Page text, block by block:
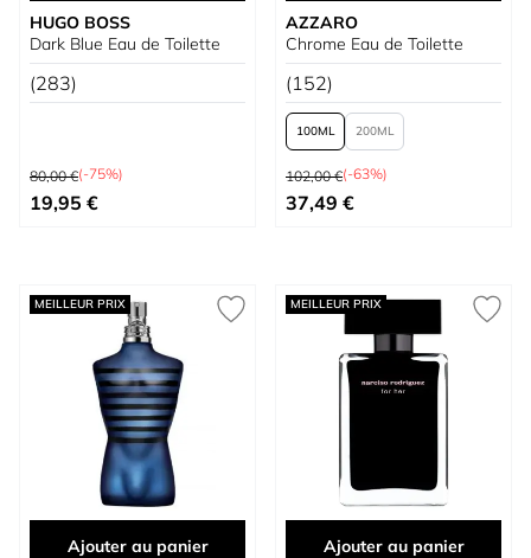
HUGO BOSS
Dark Blue Eau de Toilette
(283)
Prix normal
80,00 €(-75%)
Prix spécial
19,95 €
AZZARO
Chrome Eau de Toilette
(152)
100 200
Prix normal
102,00 €(-63%)
À partir de
37,49 €
MEILLEUR PRIX
Ajouter au panier
MEILLEUR PRIX
Ajouter au panier